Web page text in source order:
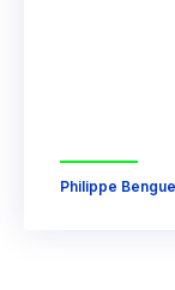
Philippe